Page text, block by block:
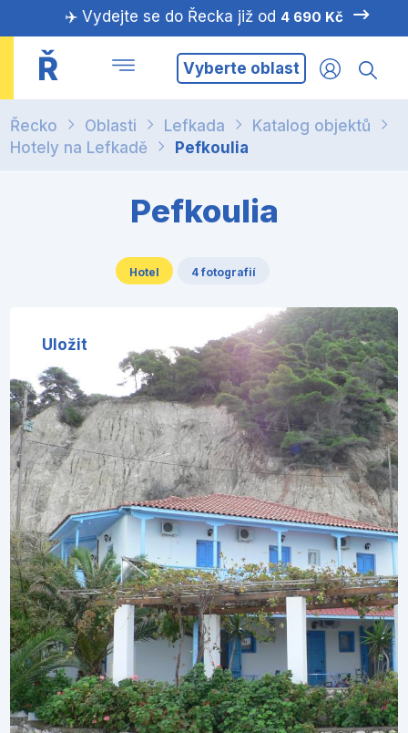
✈️ Vydejte se do Řecka již od 4 690 Kč
Ř Vyberte oblast
Řecko Oblasti Lefkada
Katalog objektů
Hotely na Lefkadě
Pefkoulia
Pefkoulia
Hotel 4 fotografií
Uložit